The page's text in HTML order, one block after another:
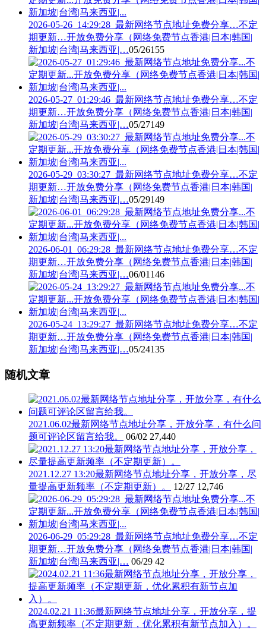
2026-05-26_14:29:28_最新网络节点地址免费分享…不定
期更新…开放免费分享（网络免费节点香港|日本|韩国|
新加坡|台湾|马来西亚|…05/26155
2026-05-27_01:29:46_最新网络节点地址免费分享…不定
期更新…开放免费分享（网络免费节点香港|日本|韩国|
新加坡|台湾|马来西亚|…05/27149
2026-05-29_03:30:27_最新网络节点地址免费分享…不定
期更新…开放免费分享（网络免费节点香港|日本|韩国|
新加坡|台湾|马来西亚|…05/29149
2026-06-01_06:29:28_最新网络节点地址免费分享…不定
期更新…开放免费分享（网络免费节点香港|日本|韩国|
新加坡|台湾|马来西亚|…06/01 146
2026-05-24_13:29:27_最新网络节点地址免费分享…不定
期更新…开放免费分享（网络免费节点香港|日本|韩国|
新加坡|台湾|马来西亚|…05/24135
随机文章
2021.06.02最新网络节点地址分享，开放分享，有什么问
题可评论区留言给我。
06/02 27,440
2021.12.27 13:20最新网络节点地址分享，开放分享，尽
量提高更新频率（不定期更新）。
12/27 12,746
2026-06-29_05:29:28_最新网络节点地址免费分享…不定
期更新…开放免费分享（网络免费节点香港|日本|韩国|
新加坡|台湾|马来西亚|… 06/29 42
2024.02.21 11:36最新网络节点地址分享，开放分享，提
高更新频率（不定期更新，优化累积有新节点加入）。